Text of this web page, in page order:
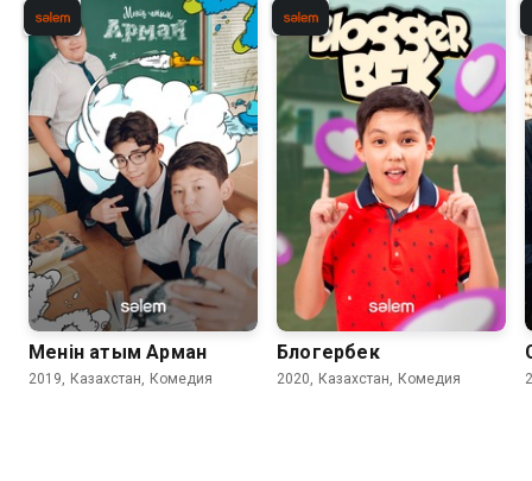
Менiн атым Арман
2019, Казахстан, Комедия
Блогербек
2020, Казахстан, Комедия